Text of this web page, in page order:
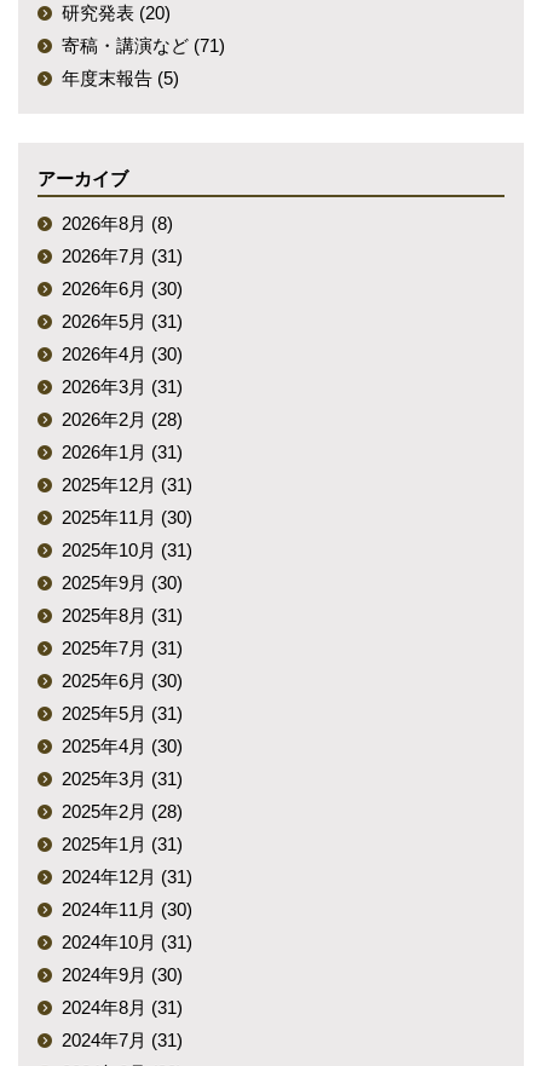
研究発表 (20)
寄稿・講演など (71)
年度末報告 (5)
アーカイブ
2026年8月 (8)
2026年7月 (31)
2026年6月 (30)
2026年5月 (31)
2026年4月 (30)
2026年3月 (31)
2026年2月 (28)
2026年1月 (31)
2025年12月 (31)
2025年11月 (30)
2025年10月 (31)
2025年9月 (30)
2025年8月 (31)
2025年7月 (31)
2025年6月 (30)
2025年5月 (31)
2025年4月 (30)
2025年3月 (31)
2025年2月 (28)
2025年1月 (31)
2024年12月 (31)
2024年11月 (30)
2024年10月 (31)
2024年9月 (30)
2024年8月 (31)
2024年7月 (31)